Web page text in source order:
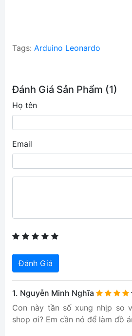
Tags: Arduino Leonardo
Đánh Giá Sản Phẩm (1)
Họ tên
Email
Đánh Giá
1. Nguyễn Minh Nghĩa
Con này tần số xung nhịp so
shop ơi? Em cần nó để làm đồ